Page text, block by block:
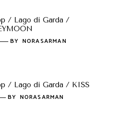
/ Lago di Garda /
BY NORASARMAN
/ Lago di Garda / KISS
BY NORASARMAN